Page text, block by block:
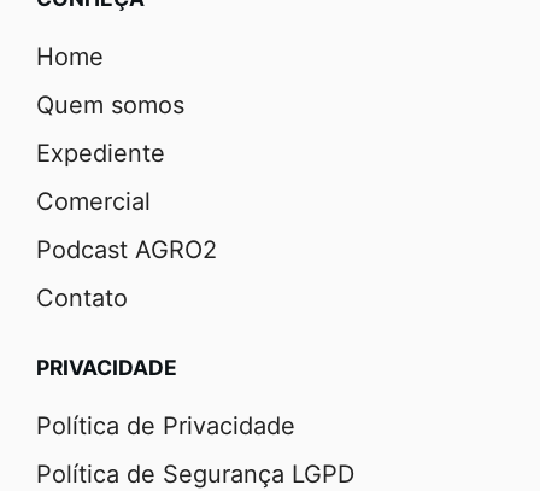
Home
Quem somos
Expediente
Comercial
Podcast AGRO2
Contato
PRIVACIDADE
Política de Privacidade
Política de Segurança LGPD